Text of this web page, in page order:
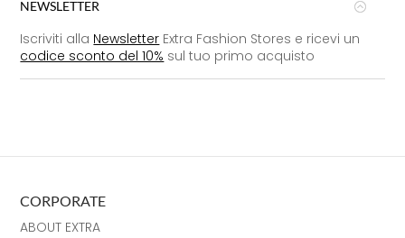
NEWSLETTER
Iscriviti alla Newsletter Extra Fashion Stores e ricevi un
codice sconto del 10% sul tuo primo acquisto
CORPORATE
ABOUT EXTRA